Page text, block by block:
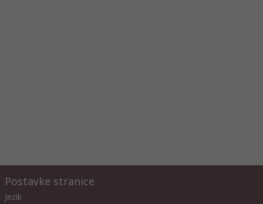
Postavke stranice
Jezik